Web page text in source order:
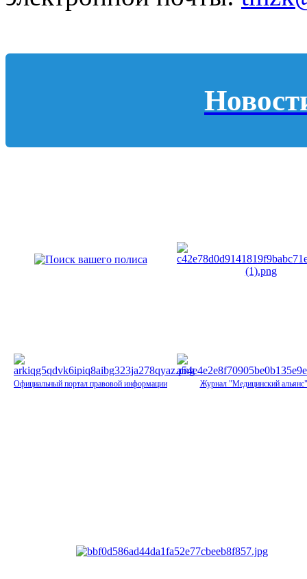
Официальный портал правовой информации Журнал "Медицинский альянс"